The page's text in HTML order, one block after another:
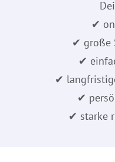
✔
✔ große
✔
✔
✔
✔ starke